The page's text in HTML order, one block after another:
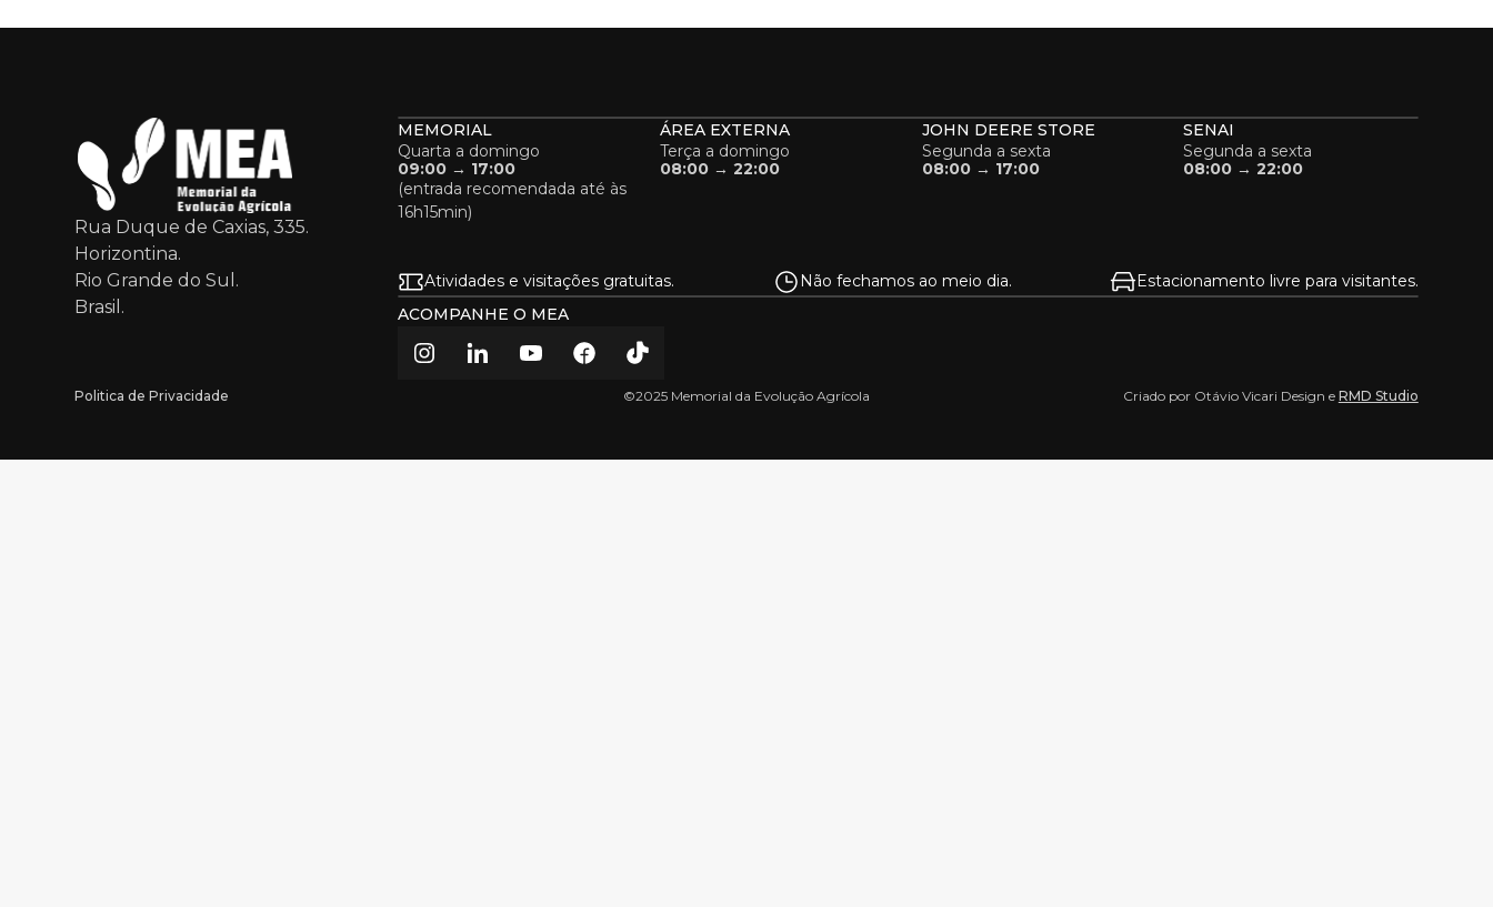
Rua Duque de Caxias, 335.
Horizontina.
Rio Grande do Sul.
Brasil.
MEMORIAL
Quarta a domingo
09:00 → 17:00
(entrada recomendada até às
16h15min)
ÁREA EXTERNA
Terça a domingo
08:00 → 22:00
JOHN DEERE STORE
Segunda a sexta
08:00 → 17:00
SENAI
Segunda a sexta
08:00 → 22:00
Atividades e visitações gratuitas. Não fechamos ao meio dia.
Estacionamento livre para visitantes.
ACOMPANHE O MEA
Politica de Privacidade ©2025 Memorial da Evolução Agrícola Criado por Otávio Vicari Design e RMD Studio